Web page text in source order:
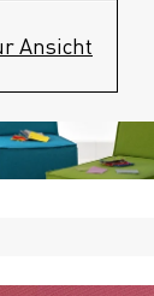
Ansicht